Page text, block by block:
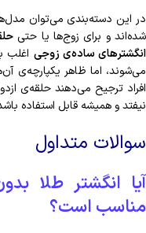
در این دسته‌بندی می‌توان
شده‌اند و برای زوج‌ها یا حتی
انگشترهای ساده‌ی زوجی اغلب
می‌شوند، اما ظاهر یکپارچه‌ی
افراد ترجیح می‌دهند حلقه‌ی
نیفتد و همیشه قابل استفاده
سوالات متداول
آیا انگشتر طلا
مناسب است؟